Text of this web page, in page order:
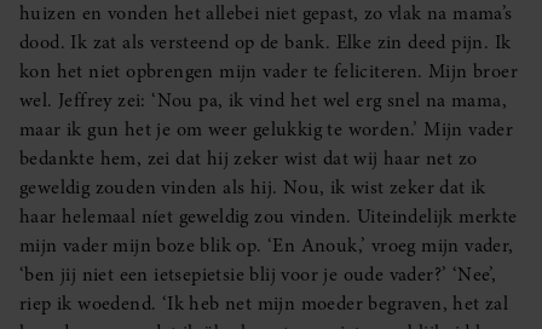
huizen en vonden het allebei niet gepast, zo vlak na mama’s
dood. Ik zat als versteend op de bank. Elke zin deed pijn. Ik
kon het niet opbrengen mijn vader te feliciteren. Mijn broer
wel. Jeffrey zei: ‘Nou pa, ik vind het wel erg snel na mama,
maar ik gun het je om weer gelukkig te worden.’ Mijn vader
bedankte hem, zei dat hij zeker wist dat wij haar net zo
geweldig zouden vinden als hij. Nou, ik wist zeker dat ik
haar helemaal níet geweldig zou vinden. Uiteindelijk merkte
mijn vader mijn boze blik op. ‘En Anouk,’ vroeg mijn vader,
‘ben jij niet een ietsepietsie blij voor je oude vader?’ ‘Nee’,
riep ik woedend. ‘Ik heb net mijn moeder begraven, het zal